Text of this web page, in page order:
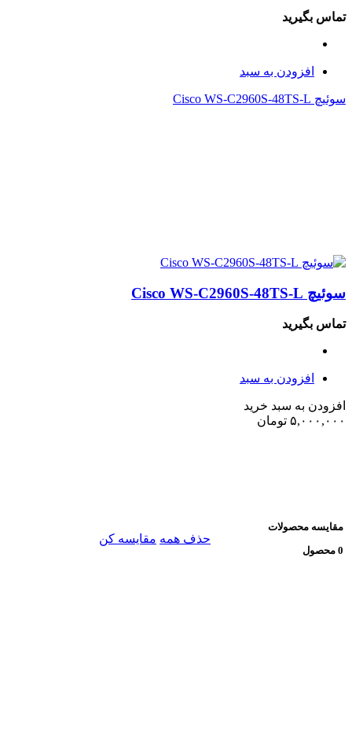
تماس بگیرید
افزودن به سبد
سوئیچ Cisco WS-C2960S-48TS-L
سوئیچ Cisco WS-C2960S-48TS-L
تماس بگیرید
افزودن به سبد
افزودن به سبد خرید
۵,۰۰۰,۰۰۰ تومان
مقایسه محصولات
0 محصول
حذف همه مقایسه کن